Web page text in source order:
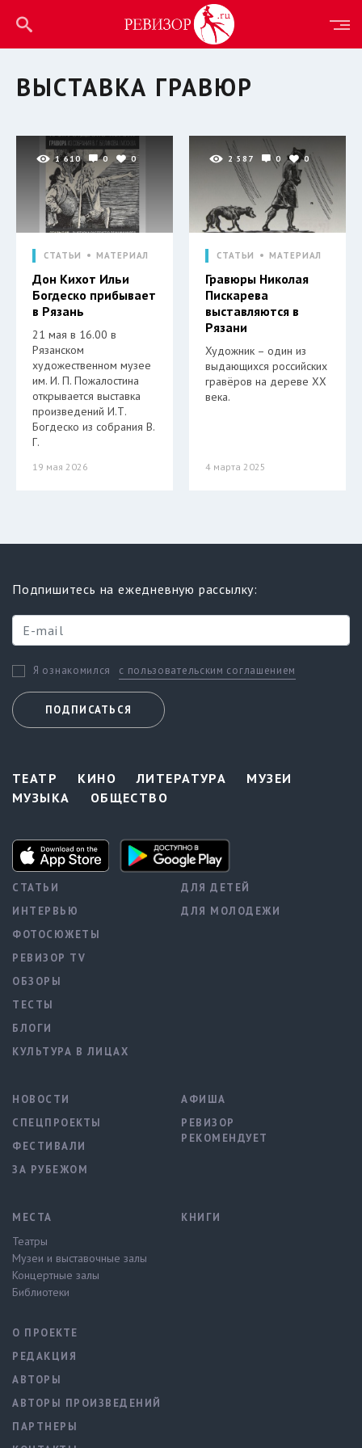
ВЫСТАВКА ГРАВЮР
1 610 0 0
СТАТЬИ МАТЕРИАЛ
Дон Кихот Ильи
Богдеско прибывает
в Рязань
21 мая в 16.00 в
Рязанском
художественном музее
им. И. П. Пожалостина
открывается выставка
произведений И.Т.
Богдеско из собрания В.
Г.
19 мая 2026
2 587 0 0
СТАТЬИ МАТЕРИАЛ
Гравюры Николая
Пискарева
выставляются в
Рязани
Художник – один из
выдающихся российских
гравёров на дереве ХХ
века.
4 марта 2025
Подпишитесь на ежедневную рассылку:
Я ознакомился с пользовательским соглашением
ПОДПИСАТЬСЯ
ТЕАТР КИНО ЛИТЕРАТУРА
МУЗЕИ
МУЗЫКА
ОБЩЕСТВО
СТАТЬИ
ИНТЕРВЬЮ
ФОТОСЮЖЕТЫ
РЕВИЗОР TV
ОБЗОРЫ
ТЕСТЫ
БЛОГИ
КУЛЬТУРА В ЛИЦАХ
ДЛЯ ДЕТЕЙ
ДЛЯ МОЛОДЕЖИ
НОВОСТИ
СПЕЦПРОЕКТЫ
ФЕСТИВАЛИ
ЗА РУБЕЖОМ
АФИША
РЕВИЗОР
РЕКОМЕНДУЕТ
МЕСТА
Театры
Музеи и выставочные залы
Концертные залы
Библиотеки
КНИГИ
О ПРОЕКТЕ
РЕДАКЦИЯ
АВТОРЫ
АВТОРЫ ПРОИЗВЕДЕНИЙ
ПАРТНЕРЫ